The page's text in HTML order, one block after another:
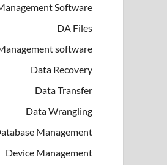
Software
DA Files
software
Data Recovery
Data Transfer
Data Wrangling
Management
Device Management